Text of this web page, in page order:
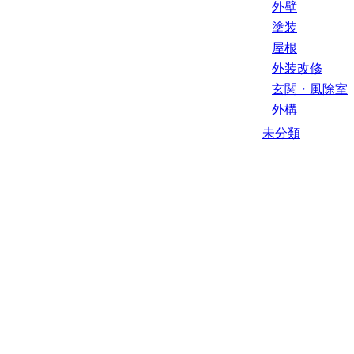
外壁
塗装
屋根
外装改修
玄関・風除室
外構
未分類